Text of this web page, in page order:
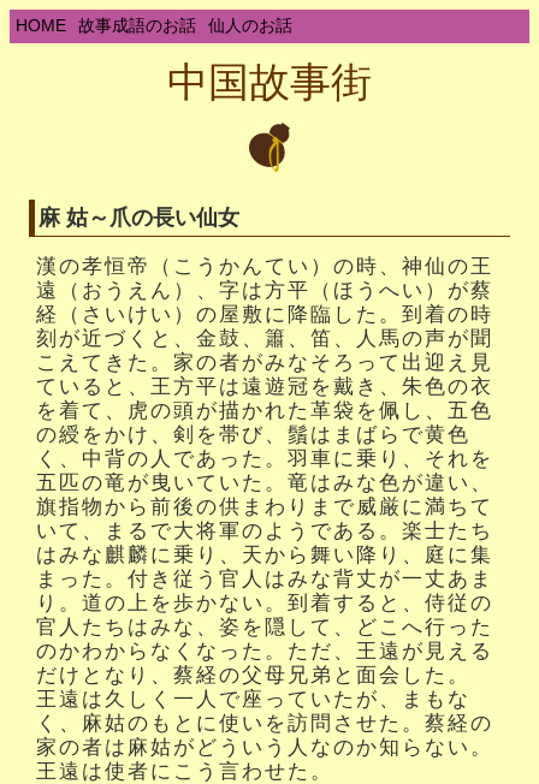
HOME 故事成語のお話 仙人のお話
中国故事街
麻 姑～爪の長い仙女
漢の孝恒帝（こうかんてい）の時、神仙の王
遠（おうえん）、字は方平（ほうへい）が蔡
経（さいけい）の屋敷に降臨した。到着の時
刻が近づくと、金鼓、簫、笛、人馬の声が聞
こえてきた。家の者がみなそろって出迎え見
ていると、王方平は遠遊冠を戴き、朱色の衣
を着て、虎の頭が描かれた革袋を佩し、五色
の綬をかけ、剣を帯び、鬚はまばらで黄色
く、中背の人であった。羽車に乗り、それを
五匹の竜が曳いていた。竜はみな色が違い、
旗指物から前後の供まわりまで威厳に満ちて
いて、まるで大将軍のようである。楽士たち
はみな麒麟に乗り、天から舞い降り、庭に集
まった。付き従う官人はみな背丈が一丈あま
り。道の上を歩かない。到着すると、侍従の
官人たちはみな、姿を隠して、どこへ行った
のかわからなくなった。ただ、王遠が見える
だけとなり、蔡経の父母兄弟と面会した。
王遠は久しく一人で座っていたが、まもな
く、麻姑のもとに使いを訪問させた。蔡経の
家の者は麻姑がどういう人なのか知らない。
王遠は使者にこう言わせた。